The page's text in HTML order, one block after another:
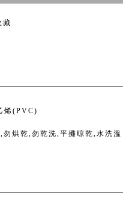
藏
烯(PVC)
烘乾,勿乾洗,平攤晾乾,水洗溫